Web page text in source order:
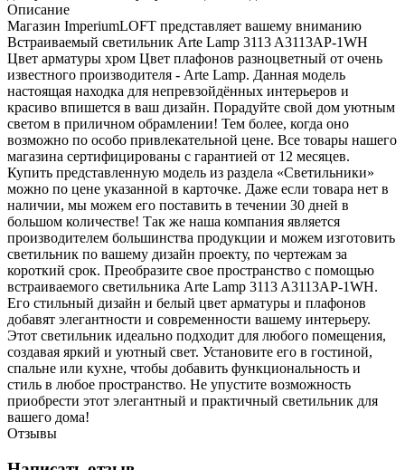
Описание
Магазин ImperiumLOFT представляет вашему вниманию
Встраиваемый светильник Arte Lamp 3113 A3113AP-1WH
Цвет арматуры хром Цвет плафонов разноцветный от очень
известного производителя - Arte Lamp. Данная модель
настоящая находка для непревзойдённых интерьеров и
красиво впишется в ваш дизайн. Порадуйте свой дом уютным
светом в приличном обрамлении! Тем более, когда оно
возможно по особо привлекательной цене. Все товары нашего
магазина сертифицированы с гарантией от 12 месяцев.
Купить представленную модель из раздела «Светильники»
можно по цене указанной в карточке. Даже если товара нет в
наличии, мы можем его поставить в течении 30 дней в
большом количестве! Так же наша компания является
производителем большинства продукции и можем изготовить
светильник по вашему дизайн проекту, по чертежам за
короткий срок. Преобразите свое пространство с помощью
встраиваемого светильника Arte Lamp 3113 A3113AP-1WH.
Его стильный дизайн и белый цвет арматуры и плафонов
добавят элегантности и современности вашему интерьеру.
Этот светильник идеально подходит для любого помещения,
создавая яркий и уютный свет. Установите его в гостиной,
спальне или кухне, чтобы добавить функциональность и
стиль в любое пространство. Не упустите возможность
приобрести этот элегантный и практичный светильник для
вашего дома!
Отзывы